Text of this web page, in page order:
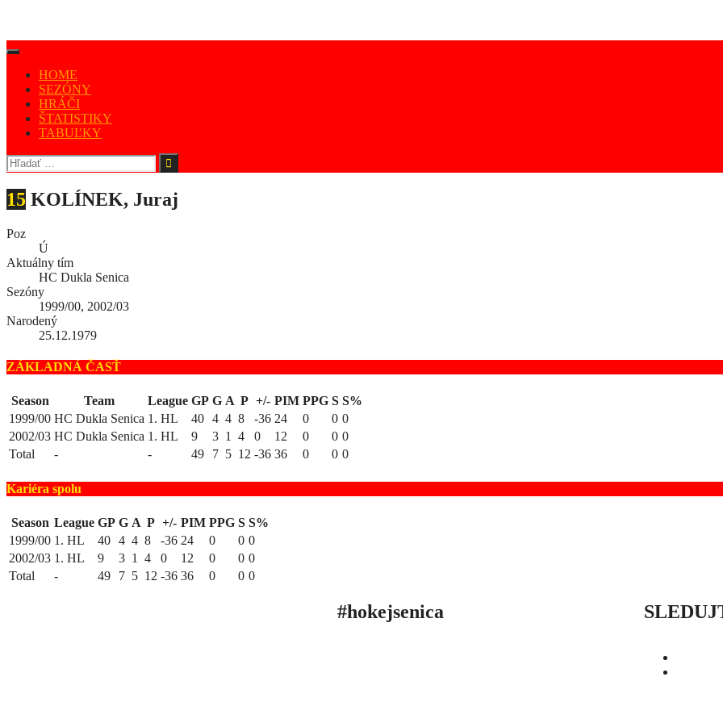
HOME
SEZÓNY
HRÁČI
ŠTATISTIKY
TABUĽKY
15 KOLÍNEK, Juraj
Poz
Ú
Aktuálny tím
HC Dukla Senica
Sezóny
1999/00, 2002/03
Narodený
25.12.1979
ZÁKLADNÁ ČASŤ
Season Team League GP G A P +/- PIM PPG S S%
1999/00 HC Dukla Senica 1. HL 40 4 4 8 -36 24 0 0 0
2002/03 HC Dukla Senica 1. HL 9 3 1 4 0 12 0 0 0
Total
- - 49 7 5 12 -36 36 0 0 0
Kariéra spolu
Season League GP G A P +/- PIM PPG S S%
1999/00 1. HL 40 4 4 8 -36 24 0 0 0
2002/03 1. HL 9 3 1 4 0 12 0 0 0
Total
- 49 7 5 12 -36 36 0 0 0
#hokejsenica